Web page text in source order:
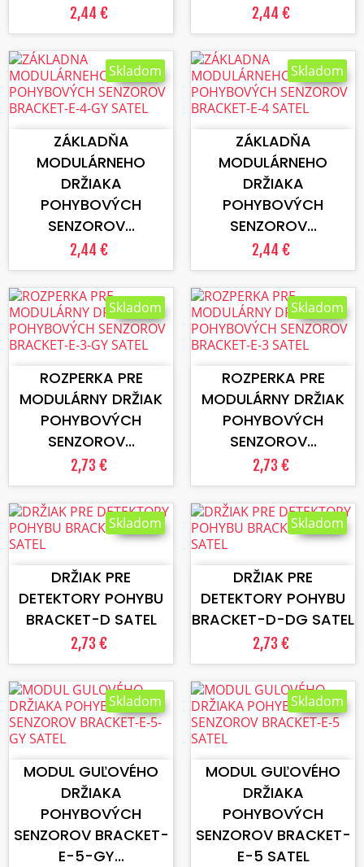
2,44 € 2,44 €
VLOŽIŤ DO KOŠÍKA
ZÁKLADŇA
MODULÁRNEHO
DRŽIAKA
POHYBOVÝCH
SENZOROV...
2,44 €
Skladom
VLOŽIŤ DO KOŠÍKA
ZÁKLADŇA
MODULÁRNEHO
DRŽIAKA
POHYBOVÝCH
SENZOROV...
2,44 €
Skladom
VLOŽIŤ DO KOŠÍKA
ROZPERKA PRE
MODULÁRNY DRŽIAK
POHYBOVÝCH
SENZOROV...
2,73 €
Skladom
VLOŽIŤ DO KOŠÍKA
ROZPERKA PRE
MODULÁRNY DRŽIAK
POHYBOVÝCH
SENZOROV...
2,73 €
Skladom
VLOŽIŤ DO KOŠÍKA
DRŽIAK PRE
DETEKTORY POHYBU
BRACKET-D SATEL
2,73 €
Skladom
VLOŽIŤ DO KOŠÍKA
DRŽIAK PRE
DETEKTORY POHYBU
BRACKET-D-DG SATEL
2,73 €
Skladom
VLOŽIŤ DO KOŠÍKA
MODUL GUĽOVÉHO
DRŽIAKA
POHYBOVÝCH
SENZOROV BRACKET-
E-5-GY...
Skladom
MODUL GUĽOVÉHO
DRŽIAKA
POHYBOVÝCH
SENZOROV BRACKET-
E-5 SATEL
Skladom